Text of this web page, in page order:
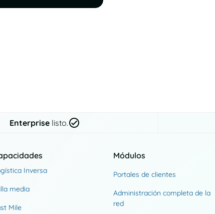
Enterprise listo.
Inversa
media
Mile
Módulos
Portales de clientes
Administración completa de la
red